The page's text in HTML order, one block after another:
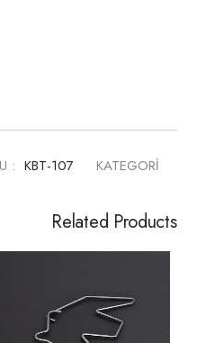
: KBT-107 KATEGORİ :
Related Products